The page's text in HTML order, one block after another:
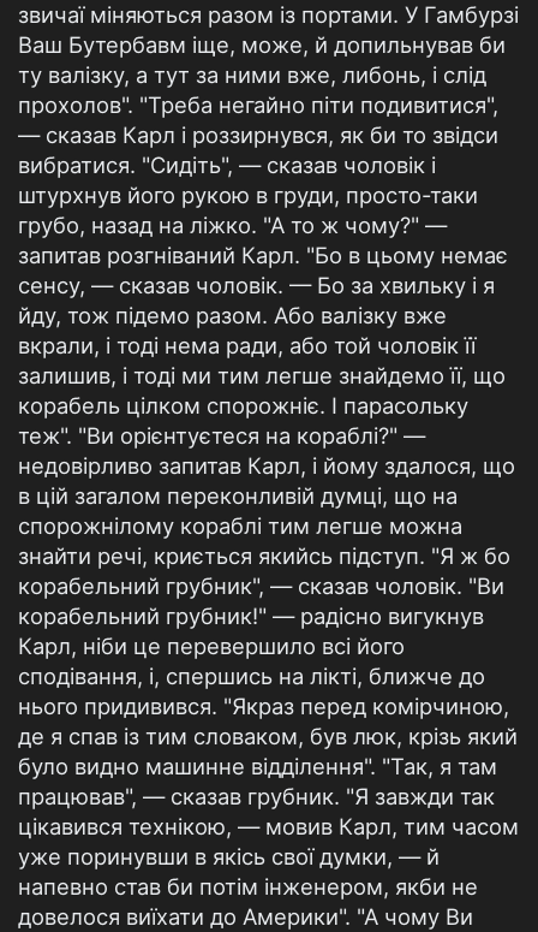
звичаї міняються разом із портами. У Гамбурзі
Ваш Бутербавм іще, може, й допильнував би
ту валізку, а тут за ними вже, либонь, і слід
прохолов". "Треба негайно піти подивитися",
— сказав Карл і роззирнувся, як би то звідси
вибратися. "Сидіть", — сказав чоловік і
штурхнув його рукою в груди, просто-таки
грубо, назад на ліжко. "А то ж чому?" —
запитав розгніваний Карл. "Бо в цьому немає
сенсу, — сказав чоловік. — Бо за хвильку і я
йду, тож підемо разом. Або валізку вже
вкрали, і тоді нема ради, або той чоловік її
залишив, і тоді ми тим легше знайдемо її, що
корабель цілком спорожніє. І парасольку
теж". "Ви орієнтуєтеся на кораблі?" —
недовірливо запитав Карл, і йому здалося, що
в цій загалом переконливій думці, що на
спорожнілому кораблі тим легше можна
знайти речі, криється якийсь підступ. "Я ж бо
корабельний грубник", — сказав чоловік. "Ви
корабельний грубник!" — радісно вигукнув
Карл, ніби це перевершило всі його
сподівання, і, спершись на лікті, ближче до
нього придивився. "Якраз перед комірчиною,
де я спав із тим словаком, був люк, крізь який
було видно машинне відділення". "Так, я там
працював", — сказав грубник. "Я завжди так
цікавився технікою, — мовив Карл, тим часом
уже поринувши в якісь свої думки, — й
напевно став би потім інженером, якби не
довелося виїхати до Америки". "А чому Ви